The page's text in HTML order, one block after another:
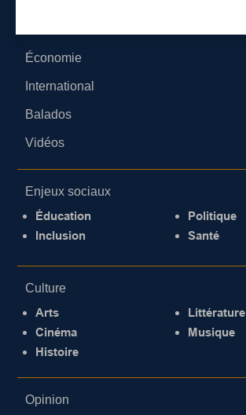
Économie
International
Balados
Vidéos
Enjeux sociaux
Éducation
Inclusion
Politique
Santé
Culture
Arts
Cinéma
Histoire
Littérature
Musique
Opinion